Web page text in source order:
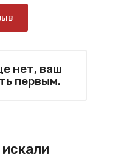
нет, ваш
первым.